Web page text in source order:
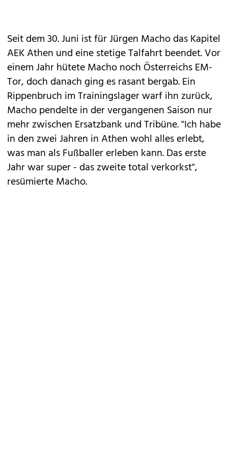
Seit dem 30. Juni ist für Jürgen Macho das Kapitel
AEK Athen und eine stetige Talfahrt beendet. Vor
einem Jahr hütete Macho noch Österreichs EM-
Tor, doch danach ging es rasant bergab. Ein
Rippenbruch im Trainingslager warf ihn zurück,
Macho pendelte in der vergangenen Saison nur
mehr zwischen Ersatzbank und Tribüne. "Ich habe
in den zwei Jahren in Athen wohl alles erlebt,
was man als Fußballer erleben kann. Das erste
Jahr war super - das zweite total verkorkst",
resümierte Macho.